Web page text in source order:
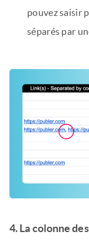
pouvez saisir
séparés par
4. La colonne